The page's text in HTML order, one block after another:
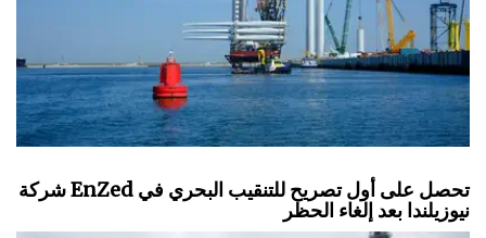
شركة EnZed تحصل على أول تصريح للتنقيب البحري في
نيوزيلندا بعد إلغاء الحظر